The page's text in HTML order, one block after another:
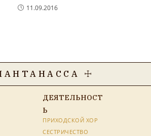
11.09.2016
☩
ДЕЯТЕЛЬНОСТ
Ь
ПРИХОДСКОЙ ХОР
СЕСТРИЧЕСТВО